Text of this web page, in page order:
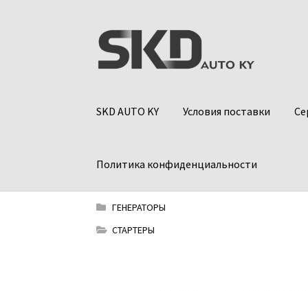
Перейти
к
навигации
Перейти
к
содержимому
SKD AUTO KY Условия поставки
Политика конфиденциальности
ГЕНЕРАТОРЫ
СТАРТЕРЫ